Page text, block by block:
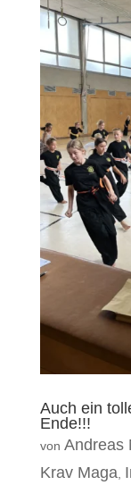
Auch ein
Ende!!!
von Andreas
Krav Maga,